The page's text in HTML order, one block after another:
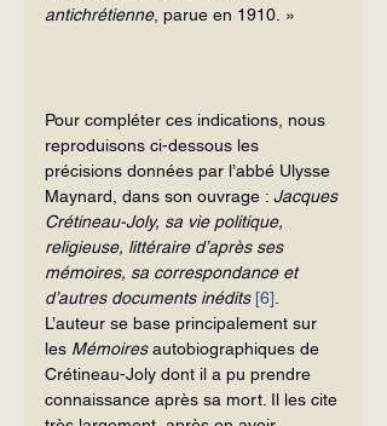
antichrétienne, parue en 1910. »
Pour compléter ces indications, nous
reproduisons ci-dessous les
précisions données par l’abbé Ulysse
Maynard, dans son ouvrage : Jacques
Crétineau-Joly, sa vie politique,
religieuse, littéraire d’après ses
mémoires, sa correspondance et
d’autres documents inédits [6]
L’auteur se base principalement sur
les Mémoires autobiographiques de
Crétineau-Joly dont il a pu prendre
connaissance après sa mort. Il les cite